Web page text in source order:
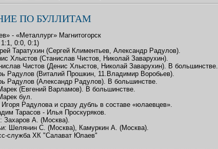
ПО БУЛЛИТАМ
- «Металлург» Магнитогорск
0:0, 0:1)
Таратухин (Сергей Климентьев, Александр Радулов).
Хлыстов (Станислав Чистов, Николай Заварухин).
Чистов (Денис Хлыстов, Николай Заварухин). В большинстве.
Радулов (Виталий Прошкин, 11.Владимир Воробьев).
Радулов (Александр Радулов). В большинстве.
(Евгений Варламов). В большинстве.
бул.
Радулова и сразу дубль в составе «юлаевцев».
Тарасов - Илья Проскуряков.
Захаров А. (Москва).
Шелянин С. (Москва), Камуркин А. (Москва).
служба ХК "Салават Юлаев"